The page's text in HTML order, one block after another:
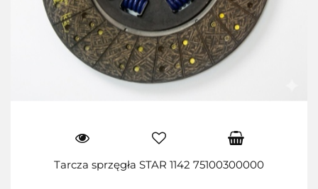
Tarcza sprzęgła STAR 1142 75100300000